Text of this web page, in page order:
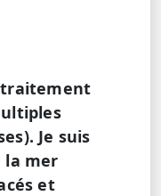
traitement
Je suis
la mer
et